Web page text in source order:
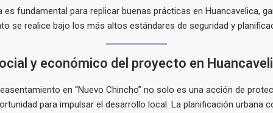
es fundamental para replicar buenas prácticas en Huancavelica,
se realice bajo los más altos estándares de seguridad y
y económico del proyecto en
en “Nuevo Chincho” no solo es una acción de
para impulsar el desarrollo local. La planificación urbana